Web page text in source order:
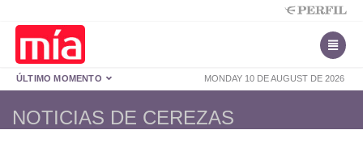
MONDAY 10 DE AUGUST DE 2026
ÚLTIMO MOMENTO
NOTICIAS DE CEREZAS